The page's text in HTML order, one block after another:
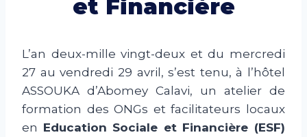
et Financière
L’an deux-mille vingt-deux et du mercredi
27 au vendredi 29 avril, s’est tenu, à l’hôtel
ASSOUKA d’Abomey Calavi, un atelier de
formation des ONGs et facilitateurs locaux
en Education Sociale et Financière (ESF)